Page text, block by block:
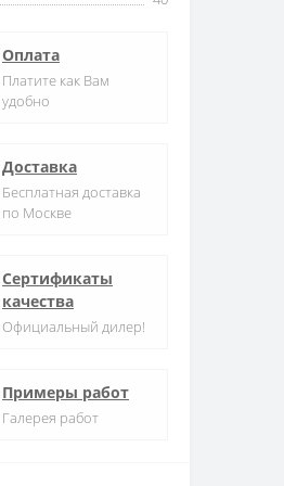
Оплата
Платите как Вам
удобно
Доставка
Бесплатная доставка
по Москве
Сертификаты
качества
Официальный дилер!
Примеры работ
Галерея работ